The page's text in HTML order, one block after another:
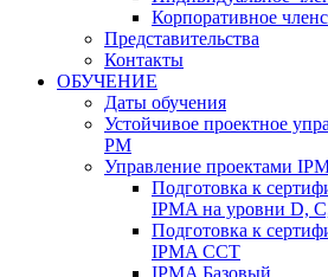
Корпоративное
Представительства
Контакты
ОБУЧЕНИЕ
Даты обучения
Устойчивое проектное
PM
Управление проектами
Подготовка к
IPMA на уровни D,
Подготовка к
IPMA CCT
IPMA Базовый